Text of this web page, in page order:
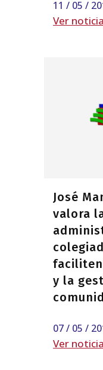
11 / 05 /
Ver noticia
José
valora
y la
07 / 05 /
Ver noticia